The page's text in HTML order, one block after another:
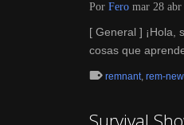
Por Fero mar 28
[ General ] ¡Hola,
cosas que
remnant, rem-
Survival